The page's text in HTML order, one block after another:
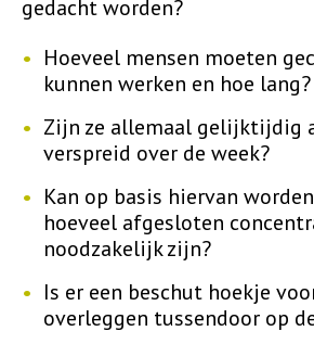
gedacht worden?
Hoeveel mensen moeten
kunnen werken en hoe lang?
Zijn ze allemaal gelijktijdig
verspreid over de week?
Kan op basis hiervan
hoeveel afgesloten
noodzakelijk zijn?
Is er een beschut hoekje
overleggen tussendoor op